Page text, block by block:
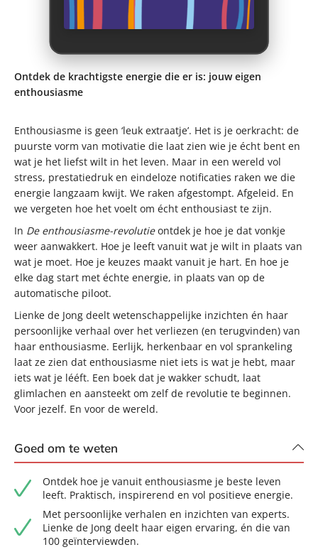
Ontdek de krachtigste energie die er is: jouw eigen
enthousiasme
Enthousiasme is geen ‘leuk extraatje’. Het is je oerkracht: de
puurste vorm van motivatie die laat zien wie je écht bent en
wat je het liefst wilt in het leven. Maar in een wereld vol
stress, prestatiedruk en eindeloze notificaties raken we die
energie langzaam kwijt. We raken afgestompt. Afgeleid. En
we vergeten hoe het voelt om écht enthousiast te zijn.
In De enthousiasme-revolutieontdek je hoe je dat vonkje
weer aanwakkert. Hoe je leeft vanuit wat je wilt in plaats van
wat je moet. Hoe je keuzes maakt vanuit je hart. En hoe je
elke dag start met échte energie, in plaats van op de
automatische piloot.
Lienke de Jong deelt wetenschappelijke inzichten én haar
persoonlijke verhaal over het verliezen (en terugvinden) van
haar enthousiasme. Eerlijk, herkenbaar en vol sprankeling
laat ze zien dat enthousiasme niet iets is wat je hebt, maar
iets wat je lééft. Een boek dat je wakker schudt, laat
glimlachen en aansteekt om zelf de revolutie te beginnen.
Voor jezelf. En voor de wereld.
Goed om te weten
Ontdek hoe je vanuit enthousiasme je beste leven
leeft. Praktisch, inspirerend en vol positieve energie.
Met persoonlijke verhalen en inzichten van experts.
Lienke de Jong deelt haar eigen ervaring, én die van
100 geïnterviewden.